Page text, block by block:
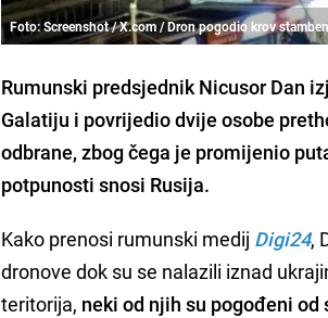
Foto: Screenshot / X.com / Dron pogodio krov
Rumunski predsjednik Nicusor Dan
Galatiju i povrijedio dvije osobe
odbrane, zbog čega je promijenio
potpunosti snosi Rusija.
Kako prenosi rumunski medij Digi24,
dronove dok su se nalazili iznad
teritorija, neki od njih su pogođeni